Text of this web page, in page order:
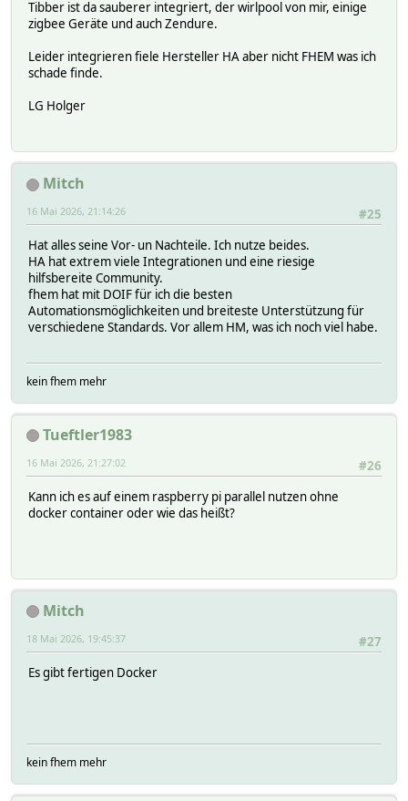
Tibber ist da sauberer integriert, der wirlpool von mir, einige
zigbee Geräte und auch Zendure.
Leider integrieren fiele Hersteller HA aber nicht FHEM was ich
schade finde.
LG Holger
Mitch
#25
16 Mai 2026, 21:14:26
Hat alles seine Vor- un Nachteile. Ich nutze beides.
HA hat extrem viele Integrationen und eine riesige
hilfsbereite Community.
fhem hat mit DOIF für ich die besten
Automationsmöglichkeiten und breiteste Unterstützung für
verschiedene Standards. Vor allem HM, was ich noch viel habe.
kein fhem mehr
Tueftler1983
#26
16 Mai 2026, 21:27:02
Kann ich es auf einem raspberry pi parallel nutzen ohne
docker container oder wie das heißt?
Mitch
#27
18 Mai 2026, 19:45:37
Es gibt fertigen Docker
kein fhem mehr